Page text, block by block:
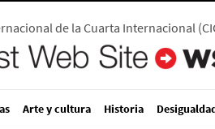
de la Cuarta Internacional(
Arte y cultura Historia